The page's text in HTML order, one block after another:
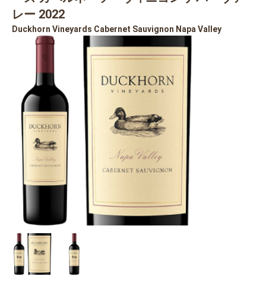
レー 2022
Duckhorn Vineyards Cabernet Sauvignon Napa Valley